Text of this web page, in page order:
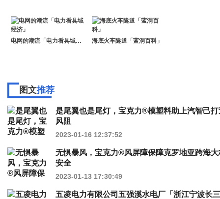
电网的潮流「电力看县域经济」 海底火车隧道「蓝洞百科」
图文推荐
是尾翼也是尾灯，宝克力®模塑料助上汽智己
风阻
2023-01-16 12:37:52
无惧暴风，宝克力®风屏障保障克罗地亚跨海
安全
2023-01-13 17:30:49
五凌电力有限公司五强溪水电厂「浙江宁波长